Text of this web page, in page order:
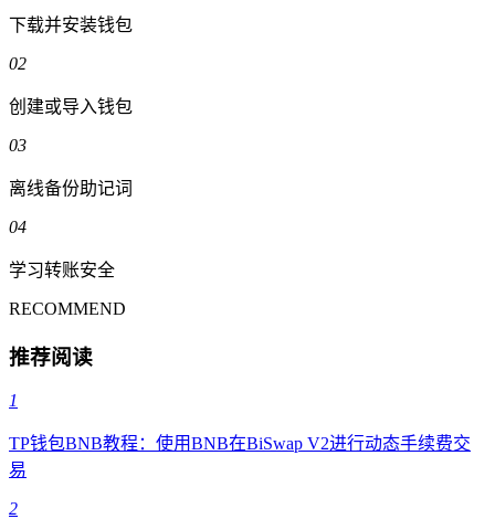
下载并安装钱包
02
创建或导入钱包
03
离线备份助记词
04
学习转账安全
RECOMMEND
推荐阅读
1
TP钱包BNB教程：使用BNB在BiSwap V2进行动态手续费交
易
2